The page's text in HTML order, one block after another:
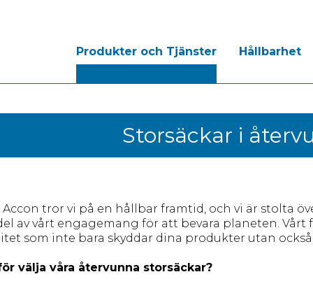
Produkter och Tjänster Hållbarhet
Storsäckar i
Accon tror vi på en hållbar framtid, och vi är stolta
av vårt engagemang för att bevara planeten.
som inte bara skyddar dina produkter utan
välja våra återvunna storsäckar?